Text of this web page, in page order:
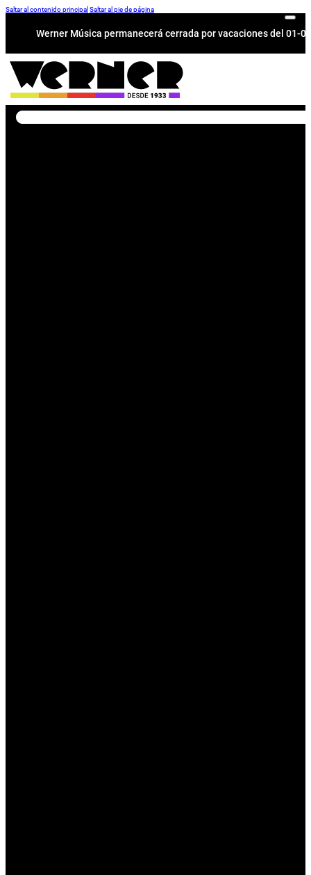
Saltar al contenido principal Saltar al pie de página
Werner Música permanecerá cerrada por vacaciones del 01-
Buscar